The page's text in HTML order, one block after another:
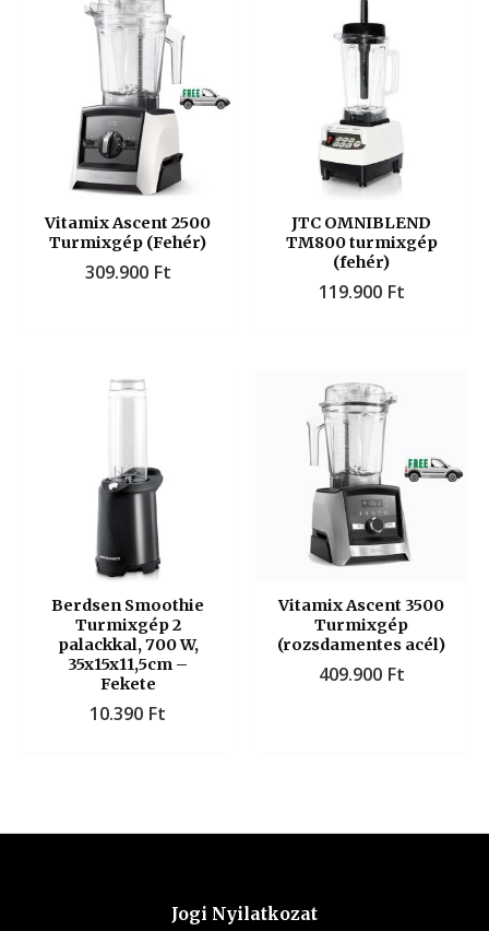
Vitamix Ascent 2500
Turmixgép (Fehér)
309.900 Ft
JTC OMNIBLEND
TM800 turmixgép
(fehér)
119.900 Ft
Berdsen Smoothie
Turmixgép 2
palackkal, 700 W,
35x15x11,5cm –
Fekete
10.390 Ft
Vitamix Ascent 3500
Turmixgép
(rozsdamentes acél)
409.900 Ft
Jogi Nyilatkozat